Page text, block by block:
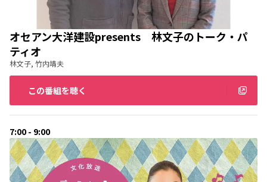
オセアン大洋建設presents 林文子のトーク・パ
ティオ
林文子, 竹内靖夫
この番組を聴く
7:00 - 9:00